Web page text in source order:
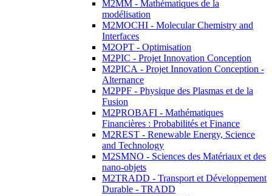
M2MM - Mathématiques de la
modélisation
M2MOCHI - Molecular Chemistry and
Interfaces
M2OPT - Optimisation
M2PIC - Projet Innovation Conception
M2PICA - Projet Innovation Conception -
Alternance
M2PPF - Physique des Plasmas et de la
Fusion
M2PROBAFI - Mathématiques
Financières : Probabilités et Finance
M2REST - Renewable Energy, Science
and Technology
M2SMNO - Sciences des Matériaux et des
nano-objets
M2TRADD - Transport et Développement
Durable - TRADD